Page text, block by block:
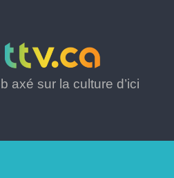
axé sur la culture d’ici